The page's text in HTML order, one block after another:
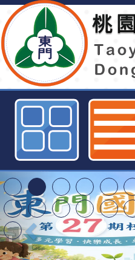
東門國小113學
章公告-桃園市
特殊教